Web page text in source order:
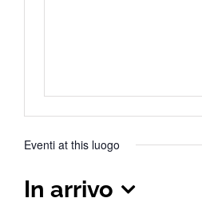
Eventi at this luogo
In arrivo